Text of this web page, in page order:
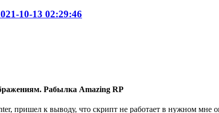
10-13 02:29:46
Рабылка Amazing RP
пришел к выводу, что скрипт не работает в нужном мне